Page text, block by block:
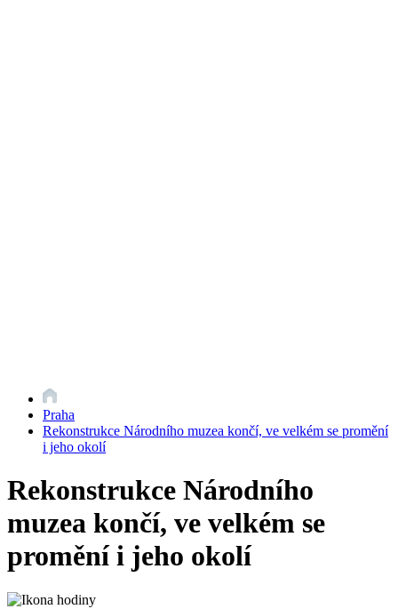
Praha
Rekonstrukce Národního muzea končí, ve velkém se promění
i jeho okolí
Rekonstrukce Národního
muzea končí, ve velkém se
promění i jeho okolí